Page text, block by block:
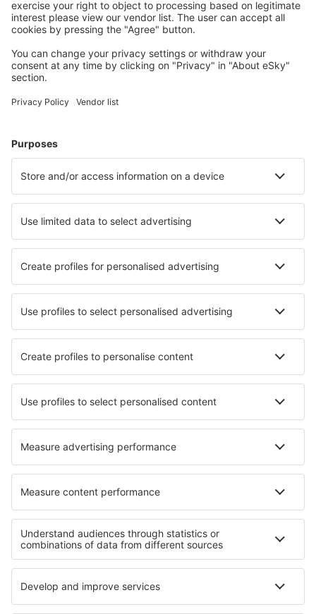
Cazarea preferată
Alege din peste 1,3 mil. de opţiuni: hoteluri, cabane,
Cele mai căutate hoteluri de către utilizatorii eSky
Hoteluri în Le Cap d`Agde
Hoteluri în Nisa Hoteluri în Paris Hoteluri în Cannes
Hoteluri în Aime Hoteluri în La Rochelle
Hoteluri în Arcachon Hoteluri în Menton
Cele mai bune hoteluri - orașe
Hoteluri în New Alresford Hoteluri în Aguadilla
Hoteluri în Llantrisant Hoteluri în San Lorenzon in Banale
Hoteluri în Takachiho Hoteluri în Ellesmere
Cele mai bune hoteluri - regiuni
Hoteluri în Bretania Hoteluri în Valea Loirei
Hoteluri în Champagne Hoteluri în Corsica
Hoteluri în Arc Hoteluri in Parcul Național Zion